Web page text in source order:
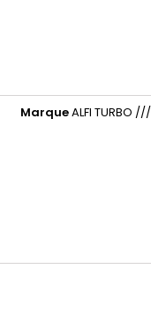
MarqueALFI TURBO ///